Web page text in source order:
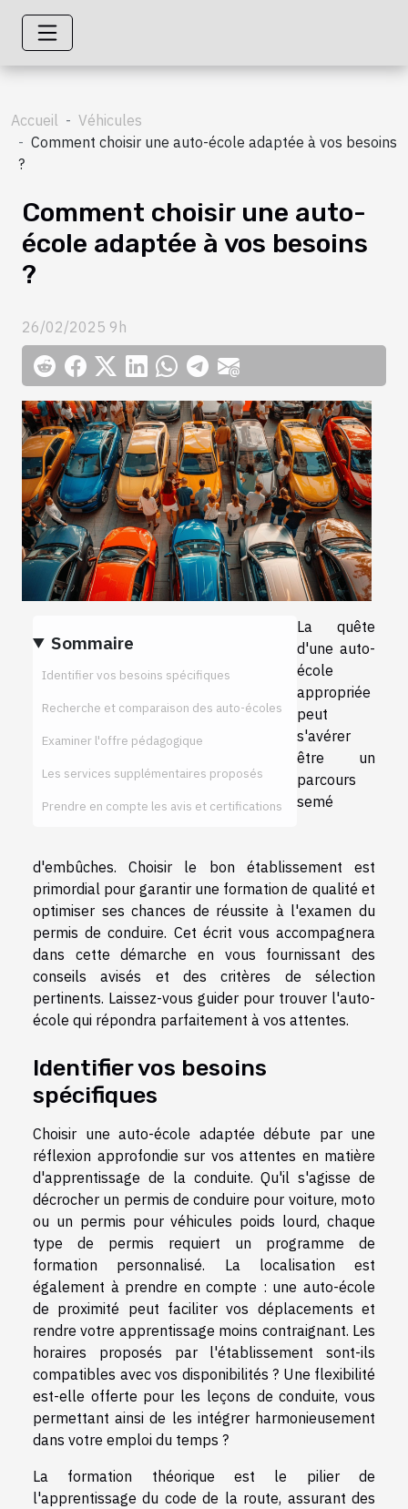
Accueil
Véhicules
Comment choisir une auto-école adaptée à vos besoins
?
Comment choisir une auto-
école adaptée à vos besoins
?
26/02/2025 9h
Sommaire
Identifier vos besoins spécifiques
Recherche et comparaison des auto-écoles
Examiner l'offre pédagogique
Les services supplémentaires proposés
Prendre en compte les avis et certifications
La quête
d'une auto-
école
appropriée
peut
s'avérer
être un
parcours
semé
d'embûches. Choisir le bon établissement est
primordial pour garantir une formation de qualité et
optimiser ses chances de réussite à l'examen du
permis de conduire. Cet écrit vous accompagnera
dans cette démarche en vous fournissant des
conseils avisés et des critères de sélection
pertinents. Laissez-vous guider pour trouver l'auto-
école qui répondra parfaitement à vos attentes.
Identifier vos besoins
spécifiques
Choisir une auto-école adaptée débute par une
réflexion approfondie sur vos attentes en matière
d'apprentissage de la conduite. Qu'il s'agisse de
décrocher un permis de conduire pour voiture, moto
ou un permis pour véhicules poids lourd, chaque
type de permis requiert un programme de
formation personnalisé. La localisation est
également à prendre en compte : une auto-école
de proximité peut faciliter vos déplacements et
rendre votre apprentissage moins contraignant. Les
horaires proposés par l'établissement sont-ils
compatibles avec vos disponibilités ? Une flexibilité
est-elle offerte pour les leçons de conduite, vous
permettant ainsi de les intégrer harmonieusement
dans votre emploi du temps ?
La formation théorique est le pilier de
l'apprentissage du code de la route, assurant des